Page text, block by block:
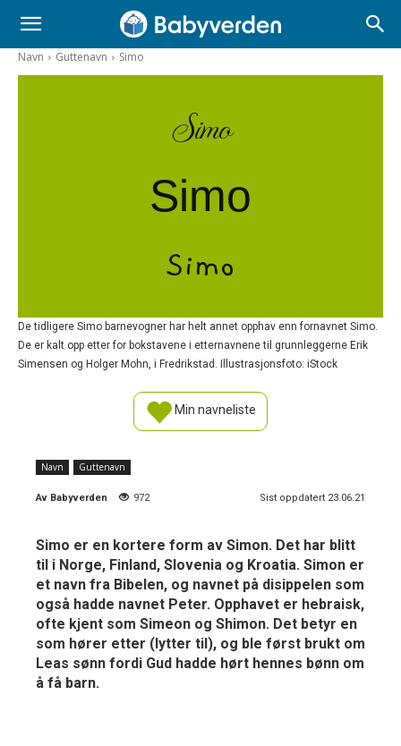
Navn Guttenavn Simo
Simo
Simo
Simo
De tidligere Simo barnevogner har helt annet opphav enn fornavnet Simo.
De er kalt opp etter for bokstavene i etternavnene til grunnleggerne Erik
Simensen og Holger Mohn, i Fredrikstad. Illustrasjonsfoto: iStock
Min navneliste
Navn Guttenavn
Av Babyverden 972 Sist oppdatert 23.06.21
Simo er en kortere form av Simon. Det har blitt
til i Norge, Finland, Slovenia og Kroatia. Simon er
et navn fra Bibelen, og navnet på disippelen som
også hadde navnet Peter. Opphavet er hebraisk,
ofte kjent som Simeon og Shimon. Det betyr en
som hører etter (lytter til), og ble først brukt om
Leas sønn fordi Gud hadde hørt hennes bønn om
å få barn.